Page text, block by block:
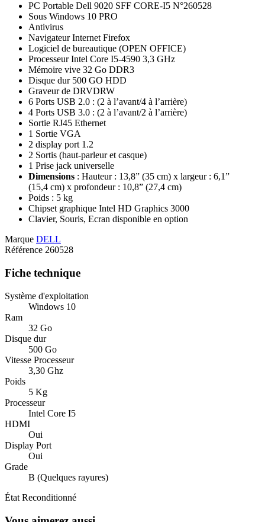
PC Portable Dell 9020 SFF CORE-I5 N°260528
Sous Windows 10 PRO
Antivirus
Navigateur Internet Firefox
Logiciel de bureautique (OPEN OFFICE)
Processeur Intel Core I5-4590 3,3 GHz
Mémoire vive 32 Go DDR3
Disque dur 500 GO HDD
Graveur de DRVDRW
6 Ports USB 2.0 : (2 à l’avant/4 à l’arrière)
4 Ports USB 3.0 : (2 à l’avant/2 à l’arrière)
Sortie RJ45 Ethernet
1 Sortie VGA
2 display port 1.2
2 Sortis (haut-parleur et casque)
1 Prise jack universelle
Dimensions : Hauteur : 13,8” (35 cm) x largeur : 6,1”
(15,4 cm) x profondeur : 10,8” (27,4 cm)
Poids : 5 kg
Chipset graphique Intel HD Graphics 3000
Clavier, Souris, Ecran disponible en option
Marque DELL
Référence 260528
Fiche technique
Système d'exploitation
Windows 10
Ram
32 Go
Disque dur
500 Go
Vitesse Processeur
3,30 Ghz
Poids
5 Kg
Processeur
Intel Core I5
HDMI
Oui
Display Port
Oui
Grade
B (Quelques rayures)
État Reconditionné